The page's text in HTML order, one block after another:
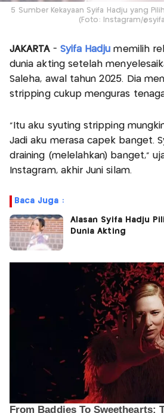
5 Sumber Kekayaan Syifa Hadju yang
(Foto: Instagram/
JAKARTA- Syifa Hadjumemilih
dunia akting setelah
Saleha, awal tahun 2025. Dia
stripping cukup menguras
“Itu aku syuting stripping
Jadi aku merasa capek banget.
draining (melelahkan) banget,”
Instagram, akhir Juni silam.
Baca Juga :
Alasan Syifa Hadju
Dunia Akting